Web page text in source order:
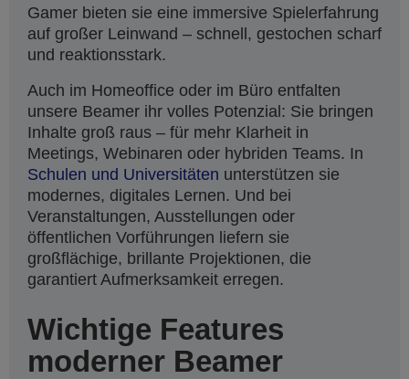
Gamer bieten sie eine immersive Spielerfahrung
auf großer Leinwand – schnell, gestochen scharf
und reaktionsstark.
Auch im Homeoffice oder im Büro entfalten
unsere Beamer ihr volles Potenzial: Sie bringen
Inhalte groß raus – für mehr Klarheit in
Meetings, Webinaren oder hybriden Teams. In
Schulen und Universitäten unterstützen sie
modernes, digitales Lernen. Und bei
Veranstaltungen, Ausstellungen oder
öffentlichen Vorführungen liefern sie
großflächige, brillante Projektionen, die
garantiert Aufmerksamkeit erregen.
Wichtige Features
moderner Beamer